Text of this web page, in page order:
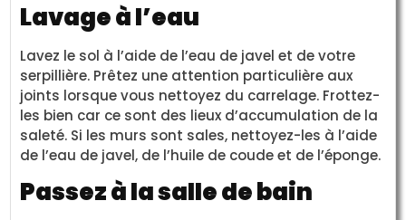
Lavage à l’eau
Lavez le sol à l’aide de l’eau de javel et de votre
serpillière. Prêtez une attention particulière aux
joints lorsque vous nettoyez du carrelage. Frottez-
les bien car ce sont des lieux d’accumulation de la
saleté. Si les murs sont sales, nettoyez-les à l’aide
de l’eau de javel, de l’huile de coude et de l’éponge.
Passez à la salle de bain